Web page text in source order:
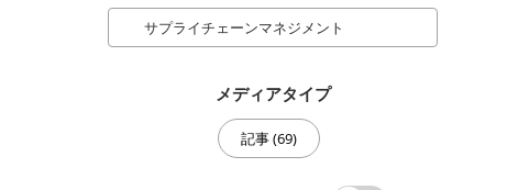
└2026年9月（幕張メッ
セ）
└2026年11月（インテック
└2026年11月（インテック
ス大阪）
└2027年3月（東京ビッグ
セ）
メディアタイプ
記事 (69)